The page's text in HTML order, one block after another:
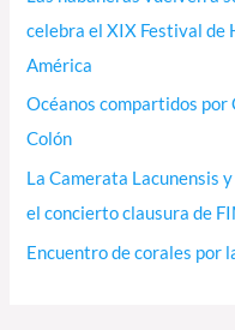
celebra el XIX Festival de
América
Océanos compartidos por
Colón
La Camerata Lacunensis
el concierto clausura de
Encuentro de corales por